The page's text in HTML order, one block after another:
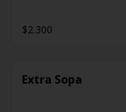
$2.300
Extra Sopa